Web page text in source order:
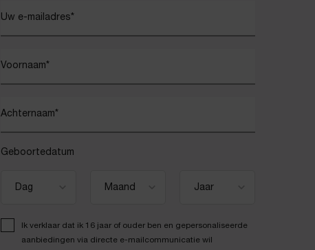
Uw e-mailadres*
Voornaam*
Achternaam*
Geboortedatum
Ik verklaar dat ik 16 jaar of ouder ben en gepersonaliseerde
aanbiedingen via directe e-mailcommunicatie wil